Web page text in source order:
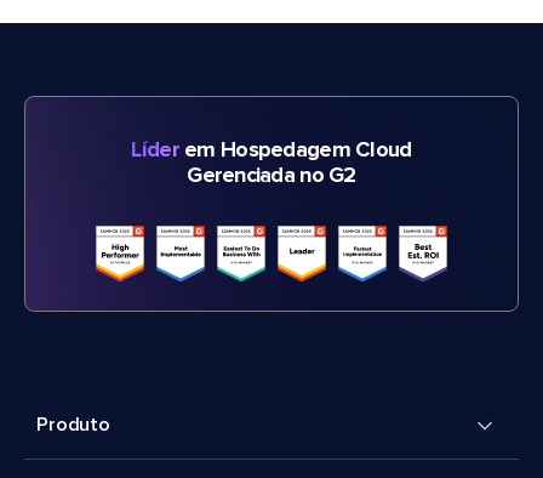
Líderem Hospedagem Cloud
Gerenciada no G2
Produto